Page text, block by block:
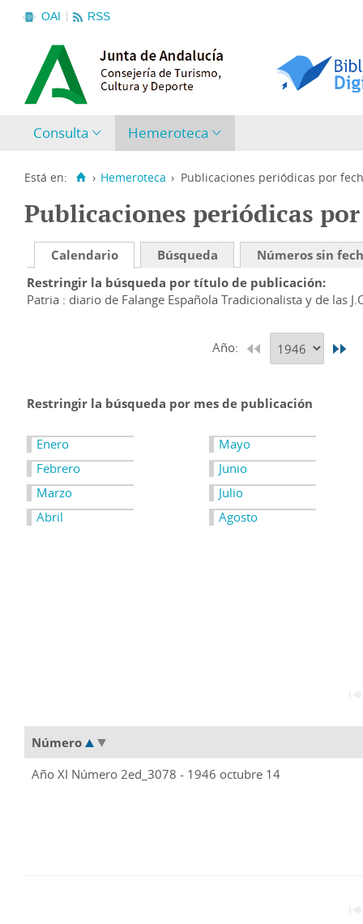
OAI RSS
Consulta Hemeroteca
Está en: › Hemeroteca › Publicaciones periódicas por
Publicaciones periódicas
Calendario Búsqueda
Números sin
Restringir la búsqueda por título de publicación
Patria : diario de Falange Española Tradicionalista y de las
Año:
Restringir la búsqueda por mes de publicación
Enero
Febrero
Marzo
Abril
Mayo
Junio
Julio
Agosto
Número
Año XI Número 2ed_3078 - 1946 octubre 14